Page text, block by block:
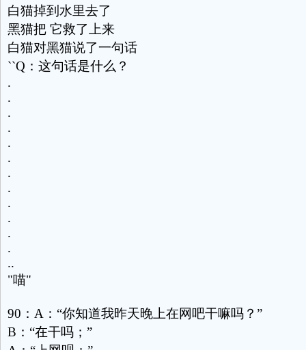
白猫掉到水里去了
黑猫把 它救了上来
白猫对黑猫说了一句话
``Q：这句话是什么？
.
.
.
.
.
.
.
.
.
.
.
.
..
"喵"
90：A：“你知道我昨天晚上在网吧干嘛吗？”
B：“在干吗；”